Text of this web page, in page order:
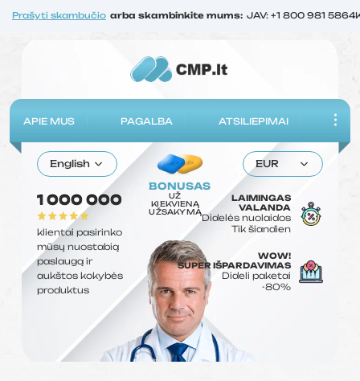
Prašyti skambučio arba skambinkite mums: JAV: +1 800 981 5864
APIE MUS PAGALBA ATSILIEPIMAI
BONUSAS
UŽ
KIEKVIENĄ
UŽSAKYMĄ
English EUR
1 000 000
klientai pasirinko
mūsų nuostabią
paslaugą ir
aukštos kokybės
produktus
LAIMINGAS
VALANDA
Didelės nuolaidos
Tik šiandien
WOW!
SUPER IŠPARDAVIMAS
Dideli paketai
-80%